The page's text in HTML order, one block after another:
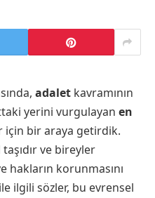
adalet kavramının
yerini vurgulayan en
için bir araya getirdik.
ve bireyler
hakların korunmasını
ilgili sözler, bu evrensel